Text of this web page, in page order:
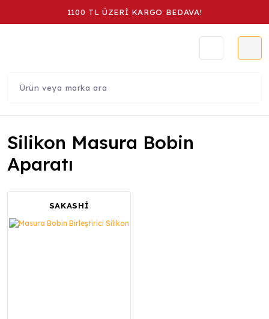
1100 TL ÜZERİ KARGO BEDAVA!
Silikon Masura Bobin
Aparatı
SAKASHİ